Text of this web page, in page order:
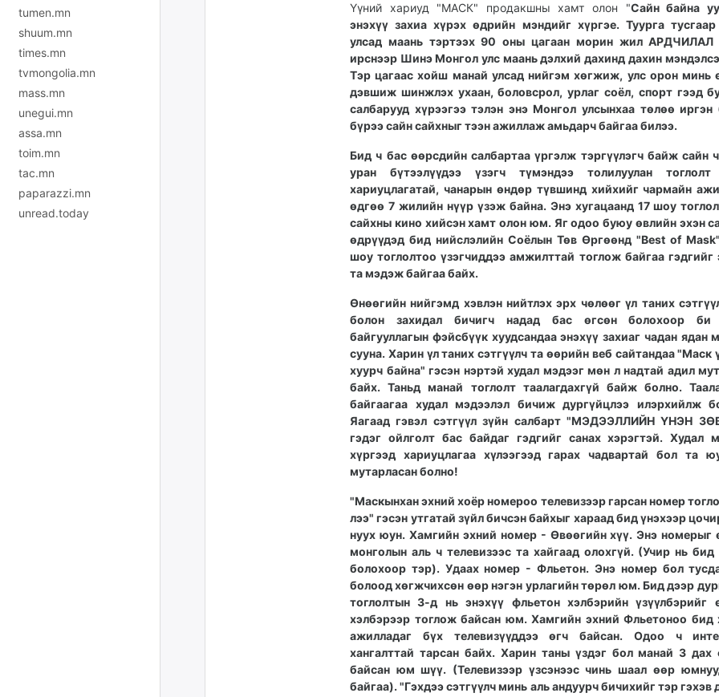
tumen.mn
shuum.mn
times.mn
tvmongolia.mn
mass.mn
unegui.mn
assa.mn
toim.mn
tac.mn
paparazzi.mn
unread.today
Үүний хариуд "МАСК" продакшны хамт олон "Сайн байна
энэхүү захиа хүрэх өдрийн мэндийг хүргэе. Туурга
улсад маань тэртээх 90 оны цагаан морин жил АРДЧИЛАЛ
ирснээр Шинэ Монгол улс маань дэлхий дахинд дахин
Тэр цагаас хойш манай улсад нийгэм хөгжиж, улс орон минь
дэвшиж шинжлэх ухаан, боловсрол, урлаг соёл, спорт гээд
салбарууд хүрээгээ тэлэн энэ Монгол улсынхаа төлөө
бүрээ сайн сайхныг тээн ажиллаж амьдарч байгаа билээ.
Бид ч бас өөрсдийн салбартаа үргэлж тэргүүлэгч байж сайн
уран бүтээлүүдээ үзэгч түмэндээ толилуулан тоглолт
хариуцлагатай, чанарын өндөр түвшинд хийхийг чармайн
өдгөө 7 жилийн нүүр үзэж байна. Энэ хугацаанд 17 шоу
сайхны кино хийсэн хамт олон юм. Яг одоо буюу өвлийн эхэн
өдрүүдэд бид нийслэлийн Соёлын Төв Өргөөнд "Best of
шоу тоглолтоо үзэгчиддээ амжилттай тоглож байгаа
та мэдэж байгаа байх.
Өнөөгийн нийгэмд хэвлэн нийтлэх эрх чөлөөг үл таних
болон захидал бичигч надад бас өгсөн болохоор би
байгууллагын фэйсбүүк хуудсандаа энэхүү захиаг чадан ядан
сууна. Харин үл таних сэтгүүлч та өөрийн веб сайтандаа "Маск
хуурч байна" гэсэн нэртэй худал мэдээг мөн л надтай адил
байх. Таньд манай тоглолт таалагдахгүй байж болно.
байгаагаа худал мэдээлэл бичиж дургүйцлээ илэрхийлж
Яагаад гэвэл сэтгүүл зүйн салбарт "МЭДЭЭЛЛИЙН ҮНЭН
гэдэг ойлголт бас байдаг гэдгийг санах хэрэгтэй. Худал
хүргээд хариуцлагаа хүлээгээд гарах чадвартай бол та
мутарласан болно!
"Маскынхан эхний хоёр номероо телевизээр гарсан номер
лээ" гэсэн утгатай зүйл бичсэн байхыг хараад бид үнэхээр
нуух юун. Хамгийн эхний номер - Өвөөгийн хүү. Энэ номерыг
монголын аль ч телевизээс та хайгаад олохгүй. (Учир нь бид
болохоор тэр). Удаах номер - Фльетон. Энэ номер бол
болоод хөгжчихсөн өөр нэгэн урлагийн төрөл юм. Бид дээр
тоглолтын 3-д нь энэхүү фльетон хэлбэрийн үзүүлбэрийг
хэлбэрээр тоглож байсан юм. Хамгийн эхний Фльетоноо бид
ажилладаг бүх телевизүүддээ өгч байсан. Одоо ч
хангалттай тарсан байх. Харин таны үздэг бол манай 3 дах
байсан юм шүү. (Телевизээр үзсэнээс чинь шаал өөр
байгаа). "Гэхдээ сэтгүүлч минь аль андуурч бичихийг тэр гэхэв